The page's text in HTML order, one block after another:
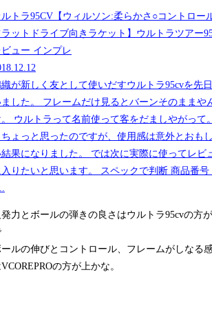
ルトラ95CV 【ウィルソン:柔らかさ○コントロー
ラットドライブ向きラケット】ウルトラツアー
ビュー インプレ
が新しく友として使いだすウルトラ95cvを先
ました。 フレームだけ見るとバーンそのままや
。 ウルトラって名前使って客をだましやがって
ちょっと思ったのですが、使用感は意外とおも
結果になりました。 では次に実際に使ってレビ
入りたいと思います。 スペックで判断 商品番
発力とボールの弾きの良さはウルトラ95cvの方
ルの伸びとコントロール、フレームがしなる
の方が上かな。